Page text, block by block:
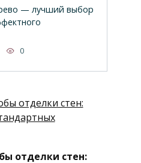
— лучший выбор
0
отделки стен: